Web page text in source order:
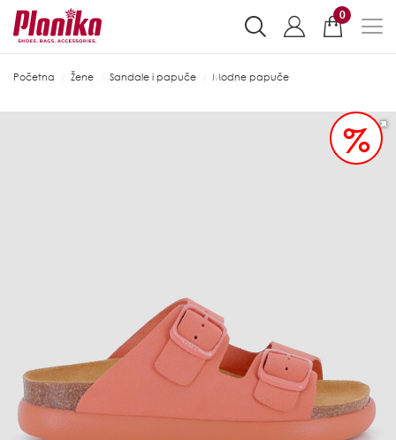
0
Početna Žene Sandale i papuče Modne papuče
%